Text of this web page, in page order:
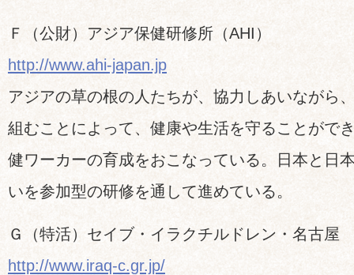
Ｆ（公財）アジア保健研修所（AHI）
http://www.ahi-japan.jp
アジアの草の根の人たちが、協力しあいながら
組むことによって、健康や生活を守ることがで
健ワーカーの育成をおこなっている。日本と日
いを参加型の研修を通して進めている。
Ｇ（特活）セイブ・イラクチルドレン・名古屋
http://www.iraq-c.gr.jp/